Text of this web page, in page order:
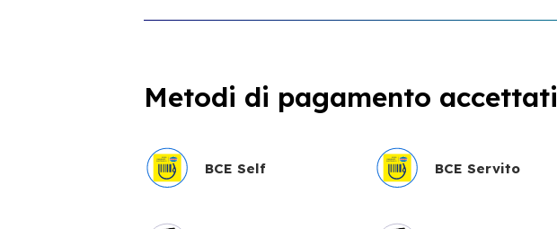
Metodi di pagamento accettati
BCE Self BCE Servito